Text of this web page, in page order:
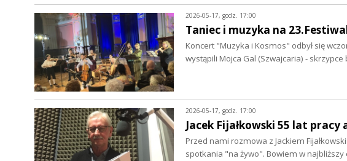
2026-05-17, godz. 17:00
Taniec i muzyka na
Koncert "Muzyka i Kosmos" odbył się
wystąpili Mojca Gal (Szwajcaria) -
2026-05-17, godz. 17:00
Jacek Fijałkowski 55 lat
Przed nami rozmowa z Jackiem
spotkania "na żywo". Bowiem w